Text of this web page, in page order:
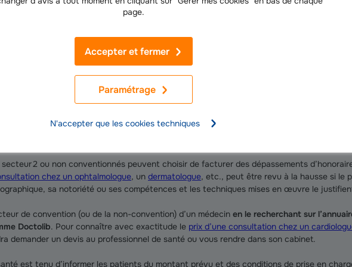
page.
Paramétrage
Accepter et fermer
N'accepter que les cookies techniques
par la Sécurité sociale est appelée "ticket modérateur". Ce dernier, lorsqu’il
mutuelle santé
2 ou non conventionnés peuvent choisir de facturer des dépassements
chez un ophtalmologue, un dermatologue, etc., peut être revu à la hausse si le
sa notoriété ou ses compétences et les techniques mises en œuvre le
de convention (ou de la non-convention) d’un médecin en le recherchant sur
Doctolib. Pour connaître avec exactitude le prix d’une consultation chez un
demander un devis au professionnel de santé ou vous rendre dans son cabinet.
est tenu d’informer les patients du montant prévu et des conditions de prise en